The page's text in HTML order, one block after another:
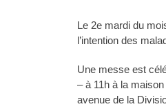
Le 2e mardi du
l’intention des
Une messe est
– à 11h à la
avenue de la